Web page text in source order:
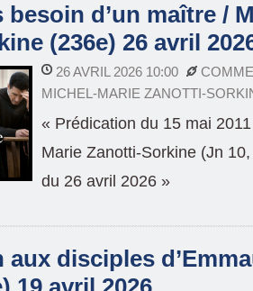
besoin d’un maître /
(236e) 26 avril
26 AVRIL 2026 10:00
MICHEL-MARIE ZANOTTI-
« Prédication du 15 mai
Marie Zanotti-Sorkine (Jn
du 26 avril 2026 »
aux disciples